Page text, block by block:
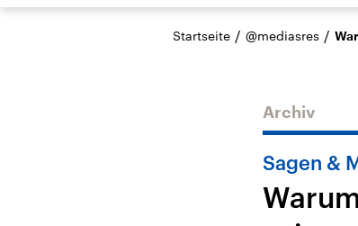
Die Nachrichten
Hörspiel und Feature
Landtagswahl Sachsen-
Startseite / @mediasres /
Archiv
Sagen &